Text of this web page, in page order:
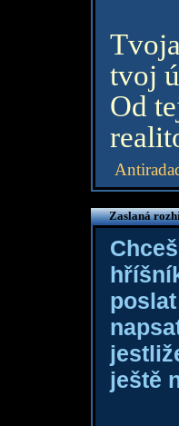
tvoj
Od
Zaslaná
ještě